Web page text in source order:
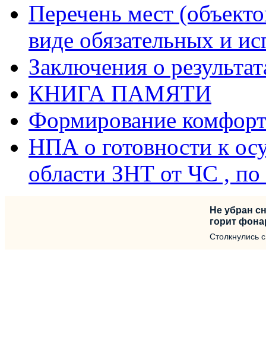
Перечень мест
виде обязательных и
Заключения о
КНИГА ПАМЯТИ
Формирование
НПА о готовности к
области ЗНТ от ЧС ,
Не убран
горит
Столкнулись